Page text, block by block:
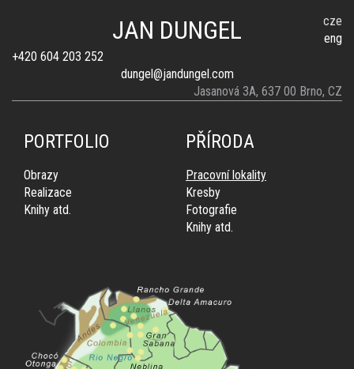
JAN DUNGEL
cze
eng
+420 604 203 252
dungel@jandungel.com
Jasanová 3A, 637 00 Brno, CZ
PORTFOLIO
Obrazy
Realizace
Knihy atd.
PŘÍRODA
Pracovní lokality
Kresby
Fotografie
Knihy atd.